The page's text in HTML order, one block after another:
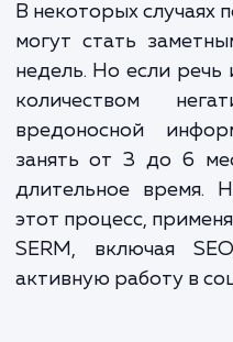
Пожалуйста, обратите
определена только
требований и целей.
ЗАКАЗАТЬ